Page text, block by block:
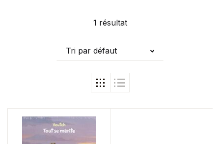
1 résultat
Tri par défaut